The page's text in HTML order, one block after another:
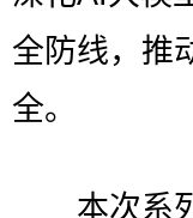
全防线，推
全。
本次系列